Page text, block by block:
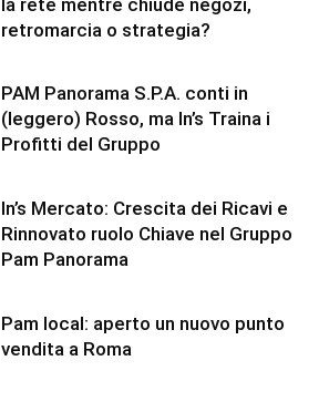
retromarcia o strategia?
PAM Panorama S.P.A. conti in
(leggero) Rosso, ma In’s Traina i
Profitti del Gruppo
In’s Mercato: Crescita dei Ricavi e
Rinnovato ruolo Chiave nel Gruppo
Pam Panorama
Pam local: aperto un nuovo punto
vendita a Roma